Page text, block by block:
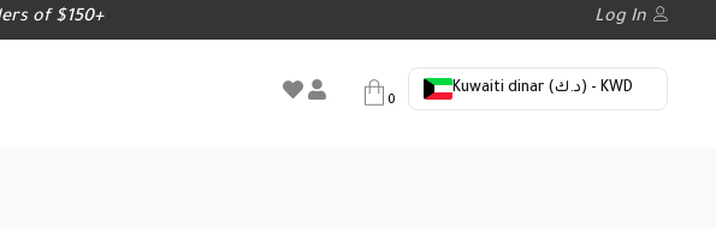
of $150+ Log In
0
Kuwaiti dinar (د.ك) - KWD